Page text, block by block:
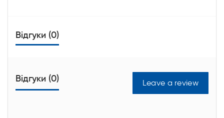
Відгуки (0)
Відгуки (0) Leave a review